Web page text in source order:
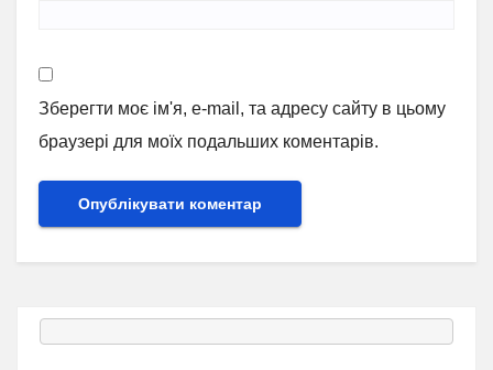
Зберегти моє ім'я, e-mail, та адресу сайту в цьому
браузері для моїх подальших коментарів.